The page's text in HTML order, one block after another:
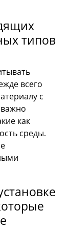
типов
всего
с
как
среды.